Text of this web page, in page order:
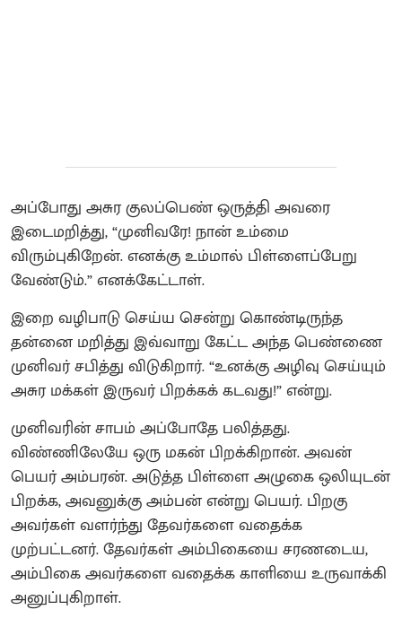
அப்போது அசுர குலப்பெண் ஒருத்தி அவரை
இடைமறித்து, “முனிவரே! நான் உம்மை
விரும்புகிறேன். எனக்கு உம்மால் பிள்ளைப்பேறு
வேண்டும்.” எனக்கேட்டாள்.
இறை வழிபாடு செய்ய சென்று கொண்டிருந்த
தன்னை மறித்து இவ்வாறு கேட்ட அந்த பெண்ணை
முனிவர் சபித்து விடுகிறார். “உனக்கு அழிவு செய்யும்
அசுர மக்கள் இருவர் பிறக்கக் கடவது!” என்று.
முனிவரின் சாபம் அப்போதே பலித்தது.
விண்ணிலேயே ஒரு மகன் பிறக்கிறான். அவன்
பெயர் அம்பரன். அடுத்த பிள்ளை அழுகை ஒலியுடன்
பிறக்க, அவனுக்கு அம்பன் என்று பெயர். பிறகு
அவர்கள் வளர்ந்து தேவர்களை வதைக்க
முற்பட்டனர். தேவர்கள் அம்பிகையை சரணடைய,
அம்பிகை அவர்களை வதைக்க காளியை உருவாக்கி
அனுப்புகிறாள்.